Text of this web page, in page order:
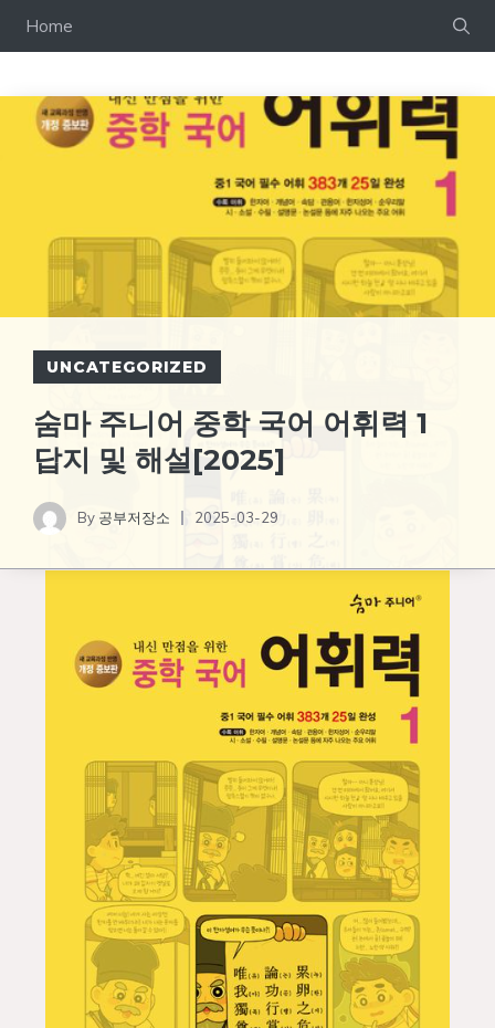
Home
UNCATEGORIZED
숨마 주니어 중학 국어 어휘력 1
답지 및 해설[2025]
By 공부저장소 2025-03-29